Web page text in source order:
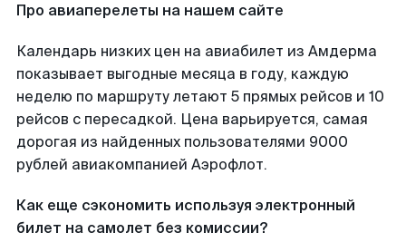
Про авиаперелеты на нашем сайте
Календарь низких цен на авиабилет из Амдерма
показывает выгодные месяца в году, каждую
неделю по маршруту летают 5 прямых рейсов и 10
рейсов с пересадкой. Цена варьируется, самая
дорогая из найденных пользователями 9000
рублей авиакомпанией Аэрофлот.
Как еще сэкономить используя электронный
билет на самолет без комиссии?